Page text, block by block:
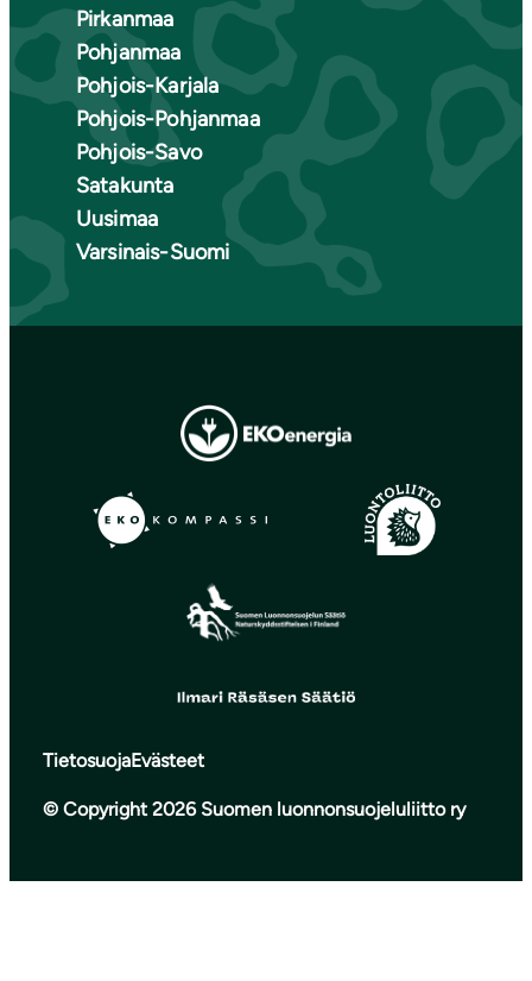
Pirkanmaa
Pohjanmaa
Pohjois-Karjala
Pohjois-Pohjanmaa
Pohjois-Savo
Satakunta
Uusimaa
Varsinais-Suomi
TietosuojaEvästeet
© Copyright 2026 Suomen luonnonsuojeluliitto ry